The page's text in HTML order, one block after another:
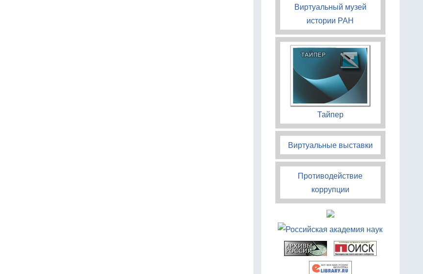
Виртуальный музей
истории РАН
Тайпер
Виртуальные выставки
Противодействие
коррупции